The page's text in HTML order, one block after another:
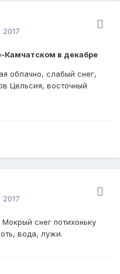
Камчатском в декабре
облачно, слабый снег,
Цельсия, восточный
Мокрый снег потихоньку
вода, лужи.